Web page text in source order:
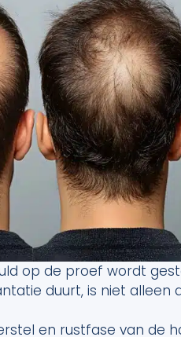
op de proef wordt
duurt, is niet alleen
en rustfase van de